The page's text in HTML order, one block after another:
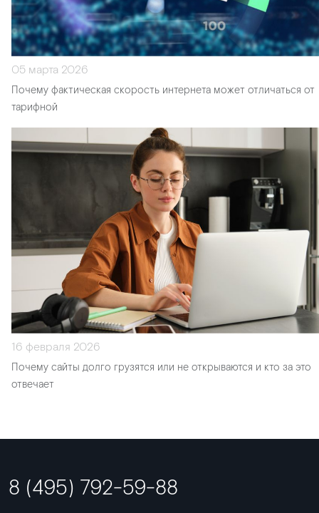
05 марта 2026
Почему фактическая скорость интернета может отличаться от
тарифной
16 февраля 2026
Почему сайты долго грузятся или не открываются и кто за это
отвечает
8 (495) 792-59-88